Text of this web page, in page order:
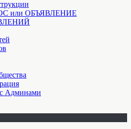
или ОБЪЯВЛЕНИЕ
Админами